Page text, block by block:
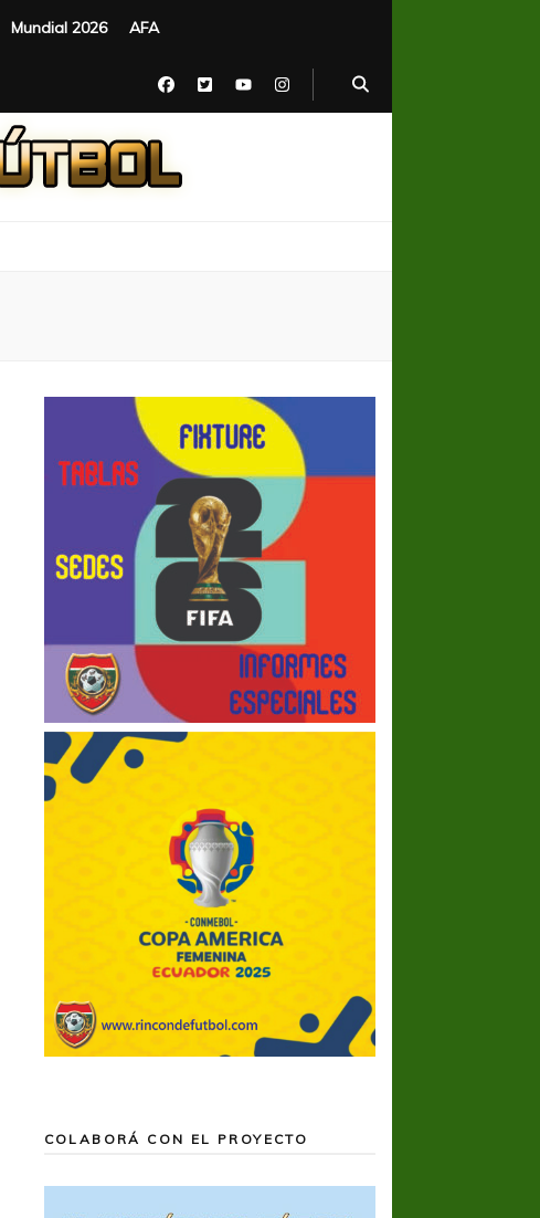
Mundial 2026 AFA
COLABORÁ CON EL PROYECTO